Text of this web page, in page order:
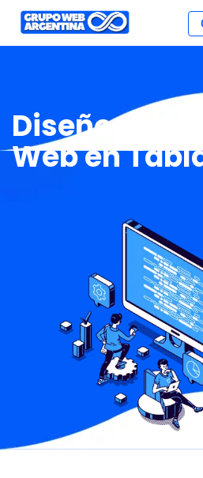
Diseño de
Web en